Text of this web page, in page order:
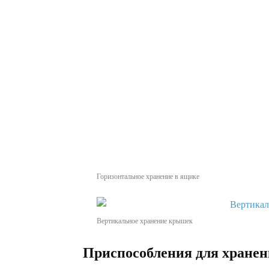
Горизонтальное хранение в ящике
Вертикальное хранение крышек
Приспособления для